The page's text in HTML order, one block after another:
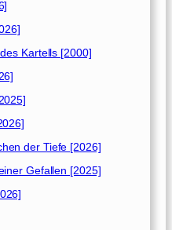
Kartells [2000]
der Tiefe [2026]
Gefallen [2025]